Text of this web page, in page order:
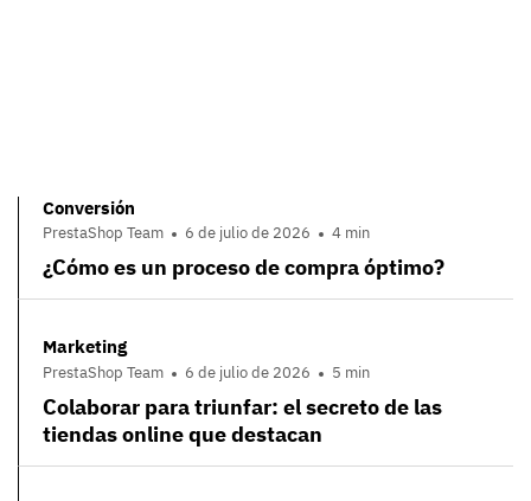
Conversión
PrestaShop Team 6 de julio de 2026 4 min
¿Cómo es un proceso de compra óptimo?
Marketing
PrestaShop Team 6 de julio de 2026 5 min
Colaborar para triunfar: el secreto de las
tiendas online que destacan